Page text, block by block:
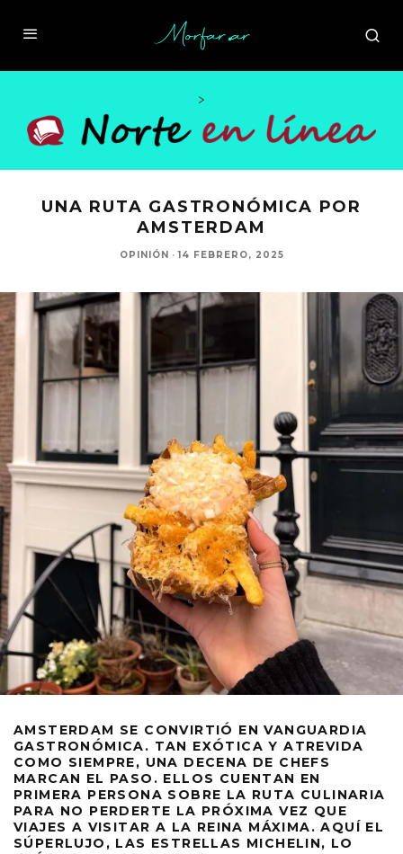
>
UNA RUTA GASTRONÓMICA POR
AMSTERDAM
OPINIÓN · 14 FEBRERO, 2025
AMSTERDAM SE CONVIRTIÓ EN VANGUARDIA
GASTRONÓMICA. TAN EXÓTICA Y ATREVIDA
COMO SIEMPRE, UNA DECENA DE CHEFS
MARCAN EL PASO. ELLOS CUENTAN EN
PRIMERA PERSONA SOBRE LA RUTA CULINARIA
PARA NO PERDERTE LA PRÓXIMA VEZ QUE
VIAJES A VISITAR A LA REINA MÁXIMA. AQUÍ EL
SÚPERLUJO, LAS ESTRELLAS MICHELIN, LO